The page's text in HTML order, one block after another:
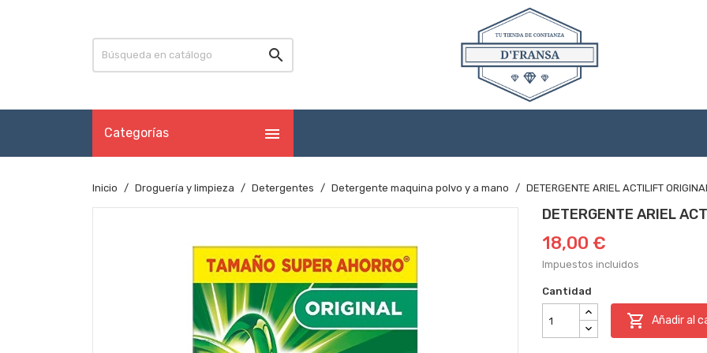

Categorías 
Inicio Droguería y limpieza Detergentes Detergente maquina polvo y a mano DETERGENTE ARIEL ACTILIFT
DETERGENTE ARIEL
18,00 €
Impuestos incluidos
Cantidad
 Añadir al